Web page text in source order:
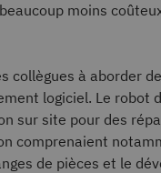
moins
collègues à aborder
logiciel. Le robot
sur site pour des
comprenaient
de pièces et le